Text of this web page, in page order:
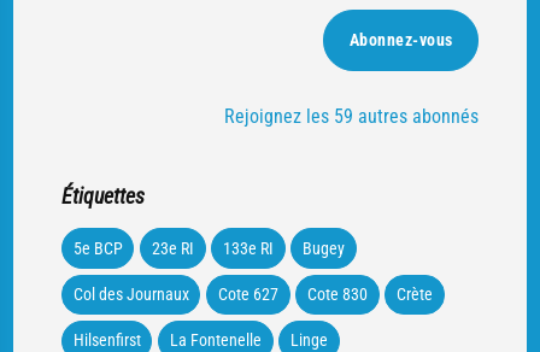
Abonnez-vous
Rejoignez les 59 autres abonnés
Étiquettes
5e BCP 23e RI 133e RI Bugey
Col des Journaux Cote 627 Cote 830 Crète
Hilsenfirst La Fontenelle Linge